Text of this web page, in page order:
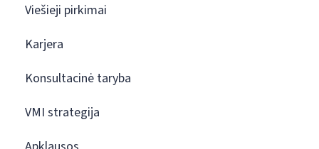
Viešieji pirkimai
Karjera
Konsultacinė taryba
VMI strategija